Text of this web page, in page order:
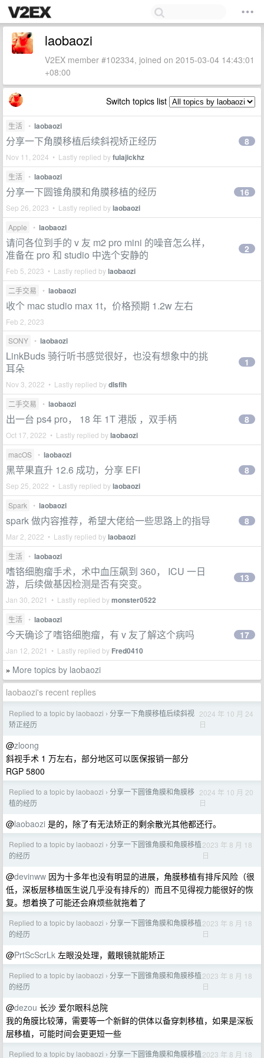
laobaozi
V2EX member #102334, joined on 2015-03-04 14:43:01
+08:00
Switch topics list
生活 • laobaozi
分享一下角膜移植后续斜视矫正经历
Nov 11, 2024 • Lastly replied byfulajickhz
8
生活 • laobaozi
分享一下圆锥角膜和角膜移植的经历
Sep 26, 2023 • Lastly replied bylaobaozi
16
Apple • laobaozi
请问各位到手的 v 友 m2 pro mini 的噪音怎么样，
准备在 pro 和 studio 中选个安静的
Feb 5, 2023 • Lastly replied bylaobaozi
2
二手交易 • laobaozi
收个 mac studio max 1t，价格预期 1.2w 左右
Feb 2, 2023
SONY
• laobaozi
LinkBuds 骑行听书感觉很好，也没有想象中的挑
耳朵
Nov 3, 2022 • Lastly replied bydlsflh
1
二手交易 • laobaozi
出一台 ps4 pro， 18 年 1T 港版 ，双手柄
Oct 17, 2022 • Lastly replied bylaobaozi
8
macOS • laobaozi
黑苹果直升 12.6 成功，分享 EFI
Sep 25, 2022 • Lastly replied bylaobaozi
8
Spark • laobaozi
spark 做内容推荐，希望大佬给一些思路上的指导
Mar 2, 2022 • Lastly replied bylaobaozi
8
生活 • laobaozi
嗜铬细胞瘤手术，术中血压飙到 360， ICU 一日
游，后续做基因检测是否有突变。
Jan 30, 2021 • Lastly replied bymonster0522
13
生活 • laobaozi
今天确诊了嗜铬细胞瘤，有 v 友了解这个病吗
Jan 12, 2021 • Lastly replied by Fred0410
17
» More topics by laobaozi
laobaozi's recent replies
Replied to a topic by laobaozi › 分享一下角膜移植后续斜视
矫正经历
2024 年 10 月 24
日
@zloong
斜视手术 1 万左右，部分地区可以医保报销一部分
RGP 5800
Replied to a topic by laobaozi › 分享一下圆锥角膜和角膜移
植的经历
2024 年 10 月 20
日
@laobaozi 是的，除了有无法矫正的剩余散光其他都还行。
Replied to a topic by laobaozi › 分享一下圆锥角膜和角膜移植
的经历
2023 年 8 月 18
日
@devinww 因为十多年也没有明显的进展，角膜移植有排斥风险（很
低，深板层移植医生说几乎没有排斥的）而且不见得视力能很好的恢
复。想着换了可能还会麻烦些就拖着了
Replied to a topic by laobaozi › 分享一下圆锥角膜和角膜移植
的经历
2023 年 8 月 18
日
@PrtScScrLk 左眼没处理，戴眼镜就能矫正
Replied to a topic by laobaozi › 分享一下圆锥角膜和角膜移植
的经历
2023 年 8 月 18
日
@dezou 长沙 爱尔眼科总院
我的角膜比较薄，需要等一个新鲜的供体以备穿刺移植，如果是深板
层移植，可能时间会更更短一些
Replied to a topic by laobaozi › 分享一下圆锥角膜和角膜移植2023 年 8 月 18